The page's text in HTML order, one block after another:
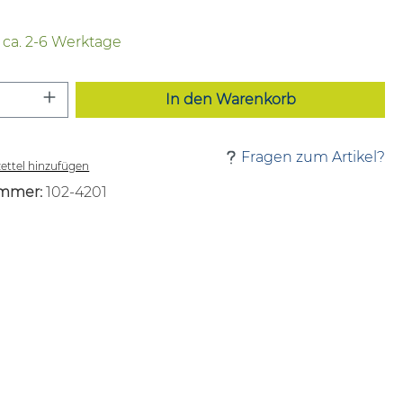
2-6 Werktage
Anzahl: Gib den gewünschten Wert
In den Warenkorb
hinzufügen
Fragen zum Artikel?
102-4201